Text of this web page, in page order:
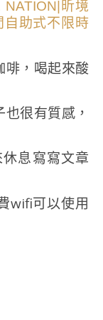
啡，喝起來酸
很有質感，
息寫寫文章
wifi可以使用